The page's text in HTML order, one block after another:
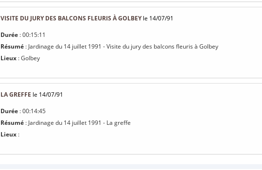
VISITE DU JURY DES BALCONS FLEURIS À GOLBEYle 14/07/91
Durée : 00:15:11
Résumé : Jardinage du 14 juillet 1991 - Visite du jury des balcons fleuris à Golbey
Lieux : Golbey
LA GREFFE le 14/07/91
Durée : 00:14:45
Résumé : Jardinage du 14 juillet 1991 - La greffe
Lieux :